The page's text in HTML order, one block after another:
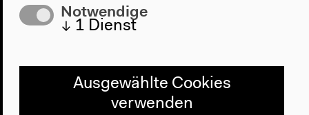
Authorship. Authority.
Authenticity. Recent
Notwendige
↓ 1 Dienst
Ausgewählte Cookies
verwenden